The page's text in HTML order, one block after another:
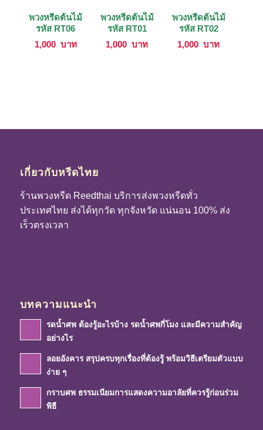
พวงหรีดต้นไม้
รหัส RT06
1,000 บาท
พวงหรีดต้นไม้
รหัส RT01
1,000 บาท
พวงหรีดต้นไม้
รหัส RT02
1,000 บาท
เกี่ยวกับหรีดไทย
ร้านพวงหรีด Reedthai บริการส่งพวงหรีดทั่ว
ประเทศไทย ส่งได้ทุกวัด ทุกจังหวัด แน่นอน 100% ส่ง
เร็วตรงเวลา
บทความแนะนำ
รดน้ำศพ ต้องรู้อะไรบ้าง รดน้ำศพกี่โมง และมีความสำคัญ
อย่างไร
ลอยอังคาร สรุปครบทุกเรื่องที่ต้องรู้ พร้อมวิธีเตรียมตัวแบบ
ง่าย ๆ
กราบศพ ธรรมเนียมการแสดงความอาลัยที่ควรรู้ก่อนร่วม
พิธี